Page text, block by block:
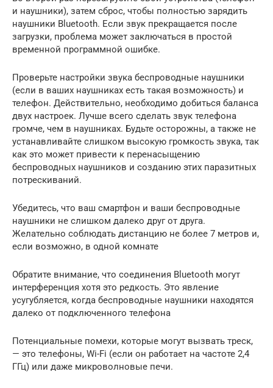
и наушники), затем сброс, чтобы полностью зарядить
наушники Bluetooth. Если звук прекращается после
загрузки, проблема может заключаться в простой
временной программной ошибке.
Проверьте настройки звука беспроводные наушники
(если в ваших наушниках есть такая возможность) и
телефон. Действительно, необходимо добиться баланса
двух настроек. Лучше всего сделать звук телефона
громче, чем в наушниках. Будьте осторожны, а также не
устанавливайте слишком высокую громкость звука, так
как это может привести к перенасыщению
беспроводных наушников и созданию этих паразитных
потрескиваний.
Убедитесь, что ваш смартфон и ваши беспроводные
наушники не слишком далеко друг от друга.
Желательно соблюдать дистанцию ​​не более 7 метров и,
если возможно, в одной комнате
Обратите внимание, что соединения Bluetooth могут
интерференция хотя это редкость. Это явление
усугубляется, когда беспроводные наушники находятся
далеко от подключенного телефона
Потенциальные помехи, которые могут вызвать треск,
— это телефоны, Wi-Fi (если он работает на частоте 2,4
ГГц) или даже микроволновые печи.